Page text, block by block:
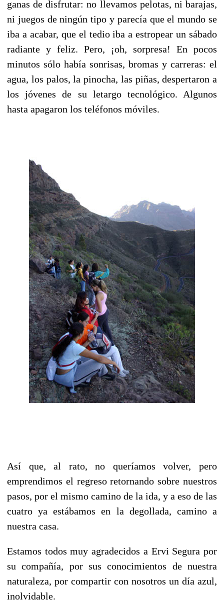
ganas de disfrutar: no llevamos pelotas, ni barajas,
ni juegos de ningún tipo y parecía que el mundo se
iba a acabar, que el tedio iba a estropear un sábado
radiante y feliz. Pero, ¡oh, sorpresa! En pocos
minutos sólo había sonrisas, bromas y carreras: el
agua, los palos, la pinocha, las piñas, despertaron a
los jóvenes de su letargo tecnológico. Algunos
hasta apagaron los teléfonos móviles.
Así que, al rato, no queríamos volver, pero
emprendimos el regreso retornando sobre nuestros
pasos, por el mismo camino de la ida, y a eso de las
cuatro ya estábamos en la degollada, camino a
nuestra casa.
Estamos todos muy agradecidos a Ervi Segura por
su compañía, por sus conocimientos de nuestra
naturaleza, por compartir con nosotros un día azul,
inolvidable.